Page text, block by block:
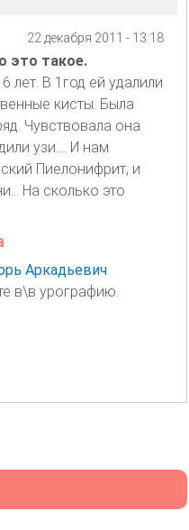
22 декабря 2011 - 13:18
это такое.
лет. В 1год ей удалили
кисты. Была
Чувствовала она
узи.... И нам
Пиелонифрит, и
На сколько это
Аркадьевич
в\в урографию.